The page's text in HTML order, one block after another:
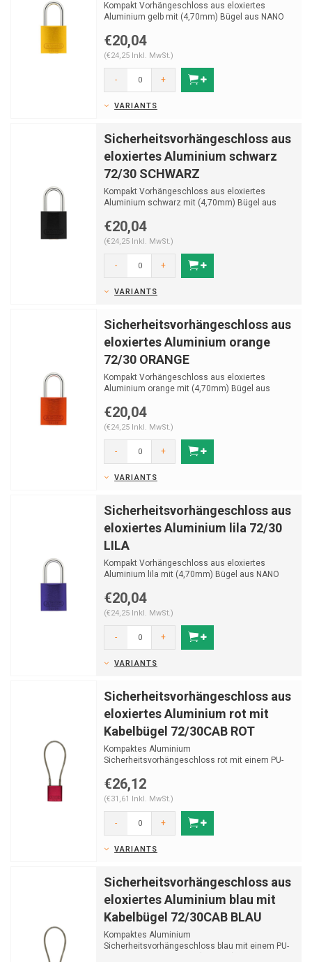
Kompakt Vorhängeschloss aus eloxiertes
Aluminium gelb mit (4,70mm) Bügel aus NANO
€20,04
(€24,25 Inkl. MwSt.)
- +
VARIANTS
Sicherheitsvorhängeschloss aus
eloxiertes Aluminium schwarz
72/30 SCHWARZ
Kompakt Vorhängeschloss aus eloxiertes
Aluminium schwarz mit (4,70mm) Bügel aus
€20,04
(€24,25 Inkl. MwSt.)
- +
VARIANTS
Sicherheitsvorhängeschloss aus
eloxiertes Aluminium orange
72/30 ORANGE
Kompakt Vorhängeschloss aus eloxiertes
Aluminium orange mit (4,70mm) Bügel aus
€20,04
(€24,25 Inkl. MwSt.)
- +
VARIANTS
Sicherheitsvorhängeschloss aus
eloxiertes Aluminium lila 72/30
LILA
Kompakt Vorhängeschloss aus eloxiertes
Aluminium lila mit (4,70mm) Bügel aus NANO
€20,04
(€24,25 Inkl. MwSt.)
- +
VARIANTS
Sicherheitsvorhängeschloss aus
eloxiertes Aluminium rot mit
Kabelbügel 72/30CAB ROT
Kompaktes Aluminium
Sicherheitsvorhängeschloss rot mit einem PU-
€26,12
(€31,61 Inkl. MwSt.)
- +
VARIANTS
Sicherheitsvorhängeschloss aus
eloxiertes Aluminium blau mit
Kabelbügel 72/30CAB BLAU
Kompaktes Aluminium
Sicherheitsvorhängeschloss blau mit einem PU-